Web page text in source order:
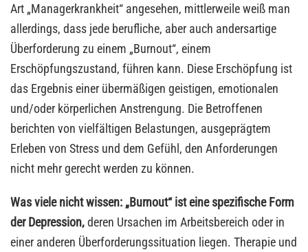
Art „Managerkrankheit“ angesehen, mittlerweile weiß man
allerdings, dass jede berufliche, aber auch andersartige
Überforderung zu einem „Burnout“, einem
Erschöpfungszustand, führen kann. Diese Erschöpfung ist
das Ergebnis einer übermäßigen geistigen, emotionalen
und/oder körperlichen Anstrengung. Die Betroffenen
berichten von vielfältigen Belastungen, ausgeprägtem
Erleben von Stress und dem Gefühl, den Anforderungen
nicht mehr gerecht werden zu können.
Was viele nicht wissen: „Burnout“ ist eine spezifische Form
der Depression,deren Ursachen im Arbeitsbereich oder in
einer anderen Überforderungssituation liegen. Therapie und